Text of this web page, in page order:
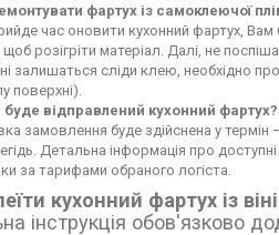
фартух із самоклеючої
час оновити кухонний фартух,
розігріти матеріал. Далі, не
залишаться сліди клею, необхідно
поверхні).
буде відправлений кухонний фартух?
замовлення буде здійснена у
Детальна інформація про
за тарифами обраного логіста.
кухонний фартух із
інструкція обов'язково